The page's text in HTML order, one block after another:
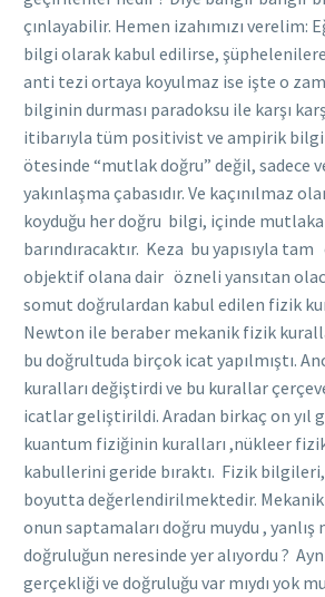
çınlayabilir. Hemen izahımızı verelim:
bilgi olarak kabul edilirse,
anti tezi ortaya koyulmaz ise işte o
bilginin durması paradoksu ile karşı
itibarıyla tüm positivist ve ampirik
ötesinde “mutlak doğru” değil, sadece
yakınlaşma çabasıdır. Ve kaçınılmaz
koyduğu her doğru bilgi, içinde mutlaka
barındıracaktır. Keza bu yapısıyla
objektif olana dair özneli yansıtan
somut doğrulardan kabul edilen fizik
Newton ile beraber mekanik fizik
bu doğrultuda birçok icat yapılmıştı.
kuralları değiştirdi ve bu kurallar
icatlar geliştirildi. Aradan birkaç on yıl
kuantum fiziğinin kuralları ,nükleer
kabullerini geride bıraktı. Fizik
boyutta değerlendirilmektedir.
onun saptamaları doğru muydu , yanlış
doğruluğun neresinde yer alıyordu ?
gerçekliği ve doğruluğu var mıydı yok